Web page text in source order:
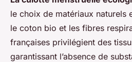
le choix de matériaux naturels
le coton bio et les fibres
françaises privilégient des
garantissant l’absence de